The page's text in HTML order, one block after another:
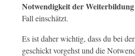
Notwendigkeit der Weiterbildung
Fall einschätzt.
Es ist daher wichtig, dass du bei
geschickt vorgehst und die